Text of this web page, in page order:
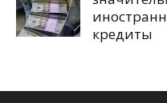
кредиты